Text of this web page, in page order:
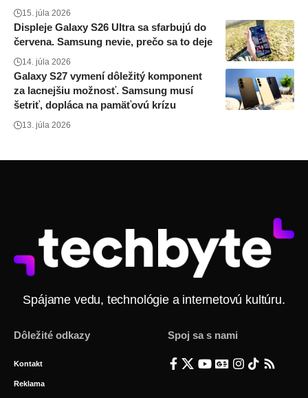
15. júla 2026
Displeje Galaxy S26 Ultra sa sfarbujú do
červena. Samsung nevie, prečo sa to deje
14. júla 2026
Galaxy S27 vymení dôležitý komponent
za lacnejšiu možnosť. Samsung musí
šetriť, dopláca na pamäťovú krízu
13. júla 2026
Spájame vedu, technológie a internetovú kultúru.
Dôležité odkazy
Kontakt
Reklama
Spoj sa s nami